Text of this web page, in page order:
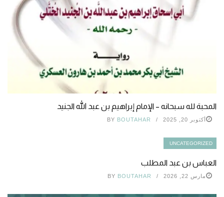
المحبة لله سبحانه – الإمام إبراهيم بن عبد الله الجنيد
أكتوبر 20, 2025 BY BOUTAHAR
UNCATEGORIZED
العباس بن عبد المطلب
مارس 22, 2026 BY BOUTAHAR